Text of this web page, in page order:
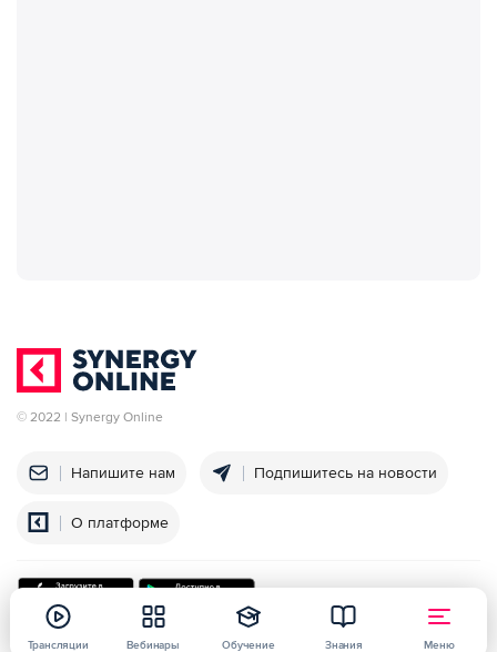
Трансляции Вебинары Обучение Знания Меню
© 2022 | Synergy Online
Напишите нам Подпишитесь на новости
О платформе